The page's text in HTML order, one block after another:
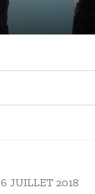
6 JUILLET 2018